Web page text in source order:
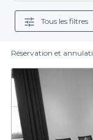
Louer un
cadre
Ne laissez
Tous les filtres
Réservation et